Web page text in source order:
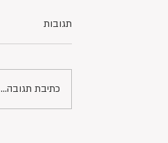
תגובות
כתיבת תגובה...